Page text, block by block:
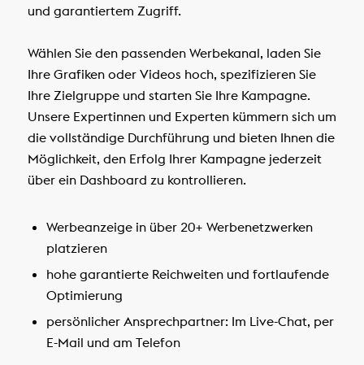
und garantiertem Zugriff.
Wählen Sie den passenden Werbekanal, laden Sie
Ihre Grafiken oder Videos hoch, spezifizieren Sie
Ihre Zielgruppe und starten Sie Ihre Kampagne.
Unsere Expertinnen und Experten kümmern sich um
die vollständige Durchführung und bieten Ihnen die
Möglichkeit, den Erfolg Ihrer Kampagne jederzeit
über ein Dashboard zu kontrollieren.
Werbeanzeige in über 20+ Werbenetzwerken
platzieren
hohe garantierte Reichweiten und fortlaufende
Optimierung
persönlicher Ansprechpartner: Im Live-Chat, per
E-Mail und am Telefon